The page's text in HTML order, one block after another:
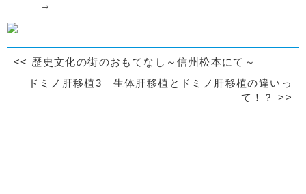
→
<< 歴史文化の街のおもてなし～信州松本にて～
ドミノ肝移植3 生体肝移植とドミノ肝移植の違いっ
て！？>>